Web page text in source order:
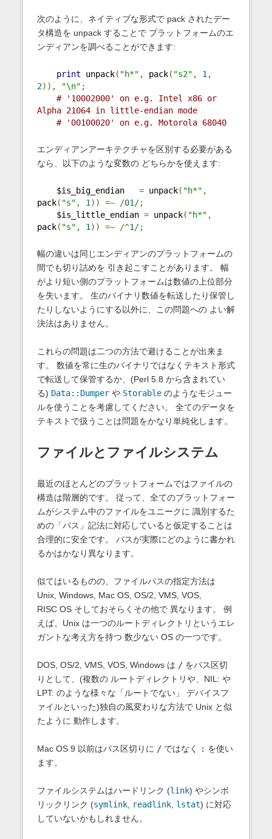
次のように、ネイティブな形式で pack されたデー
タ構造を unpack することで プラットフォームのエ
ンディアンを調べることができます:
print unpack( "h*" , pack( "s2" , 1 ,
2)), "\n" ;
# '10002000' on e.g. Intel x86 or
Alpha 21064 in little-endian mode
# '00100020' on e.g. Motorola 68040
エンディアンアーキテクチャを区別する必要がある
なら、以下のような変数の どちらかを使えます:
$is_big_endian = unpack( "h*" ,
pack( "s" , 1 )) =~ /01 /;
$is_little_endian = unpack( "h*" ,
pack( "s" , 1 )) =~ /^1 /;
幅の違いは同じエンディアンのプラットフォームの
間でも切り詰めを 引き起こすことがあります。 幅
がより短い側のプラットフォームは数値の上位部分
を失います。 生のバイナリ数値を転送したり保管し
たりしないようにする以外に、この問題への よい解
決法はありません。
これらの問題は二つの方法で避けることが出来ま
す。 数値を常に生のバイナリではなくテキスト形式
で転送して保管するか、(Perl 5.8 から含まれてい
る) Data::Dumperや Storableのようなモジュー
ルを使うことを考慮してください。 全てのデータを
テキストで扱うことは問題をかなり単純化します。
ファイルとファイルシステム
最近のほとんどのプラットフォームではファイルの
構造は階層的です。 従って、全てのプラットフォー
ムがシステム中のファイルをユニークに 識別するた
めの「パス」記法に対応していると仮定することは
合理的に安全です。 パスが実際にどのように書かれ
るかはかなり異なります。
似てはいるものの、ファイルパスの指定方法は
Unix, Windows, Mac OS, OS/2, VMS, VOS,
RISC OSそしておそらくその他で 異なります。 例
えば、Unix は一つのルートディレクトリというエレ
ガントな考え方を持つ 数少ない OS の一つです。
DOS, OS/2, VMS, VOS, Windows は /をパス区切
りとして、(複数の ルートディレクトリや、NIL: や
LPT: のような様々な「ルートでない」 デバイスフ
ァイルといった)独自の風変わりな方法で Unix と似
たように 動作します。
Mac OS9 以前はパス区切りに /ではなく : を使い
ます。
ファイルシステムはハードリンク (link) やシンボ
リックリンク (symlink, readlink, lstat) に対応
していないかもしれません。